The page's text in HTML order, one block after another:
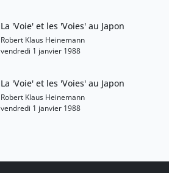
La 'Voie' et les 'Voies' au Japon
Robert Klaus Heinemann
vendredi 1 janvier 1988
La 'Voie' et les 'Voies' au Japon
Robert Klaus Heinemann
vendredi 1 janvier 1988